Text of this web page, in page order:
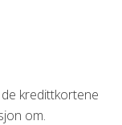
kredittkortene
om.